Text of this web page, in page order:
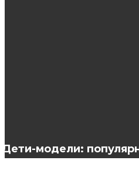
Дети-модели: